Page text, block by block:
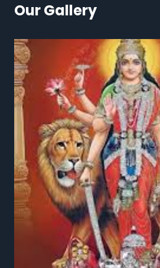
Our Gallery